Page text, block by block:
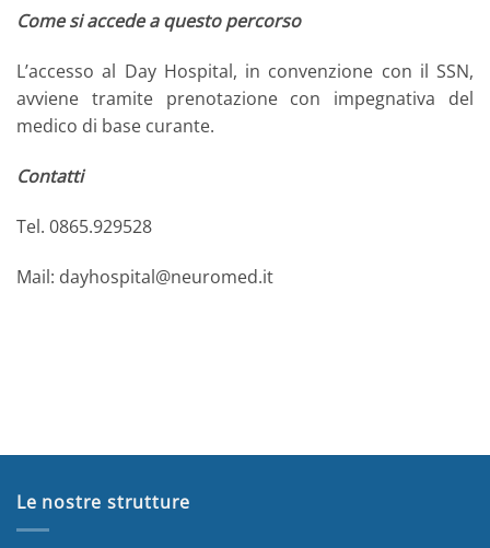
Come si accede a questo percorso
L’accesso al Day Hospital, in convenzione con il SSN,
avviene tramite prenotazione con impegnativa del
medico di base curante.
Contatti
Tel. 0865.929528
Mail: dayhospital@neuromed.it
Le nostre strutture